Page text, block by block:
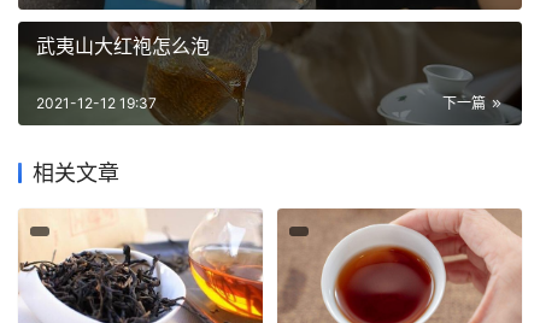
武夷山大红袍怎么泡
下一篇
2021-12-12 19:37
相关文章